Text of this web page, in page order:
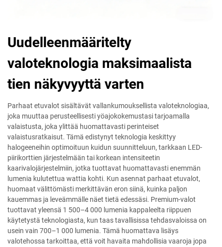
Uudelleenmääritelty
valoteknologia maksimaalista
tien näkyvyyttä varten
Parhaat etuvalot sisältävät vallankumouksellista valoteknologiaa,
joka muuttaa perusteellisesti yöajokokemustasi tarjoamalla
valaistusta, joka ylittää huomattavasti perinteiset
valaistusratkaisut. Tämä edistynyt teknologia keskittyy
halogeeneihin optimoituun kuidun suunnitteluun, tarkkaan LED-
piirikorttien järjestelmään tai korkean intensiteetin
kaarivalojärjestelmiin, jotka tuottavat huomattavasti enemmän
lumenia kulutettua wattia kohti. Kun asennat parhaat etuvalot,
huomaat välittömästi merkittävän eron siinä, kuinka paljon
kauemmas ja leveämmälle näet tietä edessäsi. Premium-valot
tuottavat yleensä 1 500–4 000 lumenia kappaleelta riippuen
käytetystä teknologiasta, kun taas tavallisissa tehdasvaloissa on
usein vain 700–1 000 lumenia. Tämä huomattava lisäys
valotehossa tarkoittaa, että voit havaita mahdollisia vaaroja jopa